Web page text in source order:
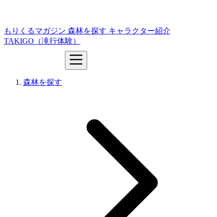
もりくるマガジン 森林を探す キャラクター紹介
TAKIGO（滝行体験）
森林を探す